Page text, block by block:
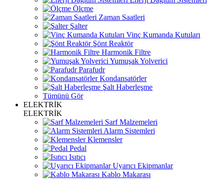
Ölçme
Zaman Saatleri
Şalter
Vinç Kumanda Kutuları
Şönt Reaktör
Harmonik Filtre
Yumuşak Yolverici
Parafudr
Kondansatörler
Şalt Haberleşme
Tümünü Gör
ELEKTRİK
ELEKTRİK
Sarf Malzemeleri
Alarm Sistemleri
Klemensler
Pedal
Isıtıcı
Uyarıcı Ekipmanlar
Kablo Makarası